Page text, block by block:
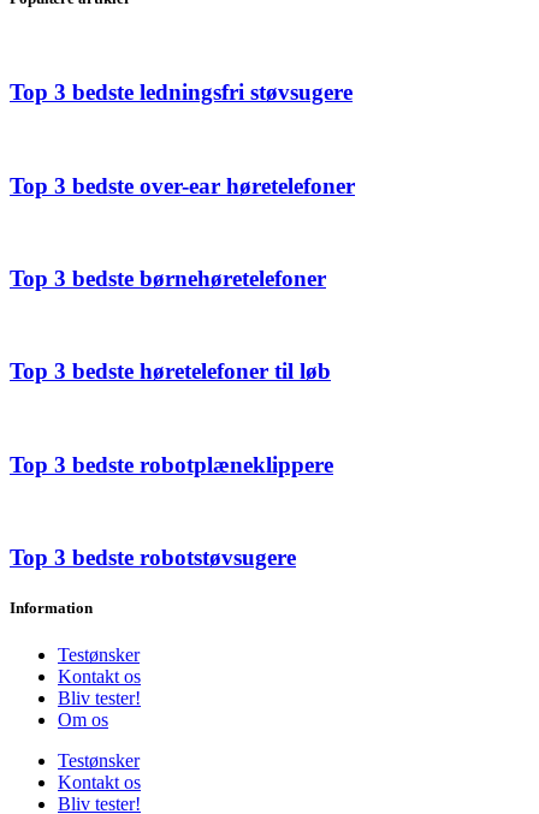
Top 3 bedste ledningsfri støvsugere
Top 3 bedste over-ear høretelefoner
Top 3 bedste børnehøretelefoner
Top 3 bedste høretelefoner til løb
Top 3 bedste robotplæneklippere
Top 3 bedste robotstøvsugere
Information
Testønsker
Kontakt os
Bliv tester!
Om os
Testønsker
Kontakt os
Bliv tester!